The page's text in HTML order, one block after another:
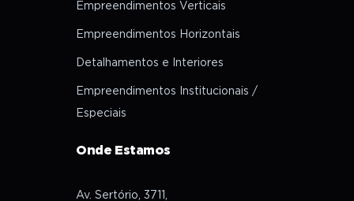
Empreendimentos Verticais
Empreendimentos Horizontais
Detalhamentos e Interiores
Empreendimentos Institucionais /
Especiais
Onde Estamos
Av. Sertório, 3711,